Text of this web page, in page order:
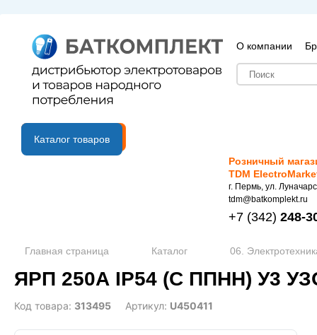
О компании
B2B портал
Каталог товаров
Розничный
TDM
г. Пермь, ул.
tdm@batkomplekt.ru
+7 (342) 248-
Главная страница Каталог 06.
ЯРП 250А IP54 (С ППНН) У3
Код товара: 313495 Артикул: U450411